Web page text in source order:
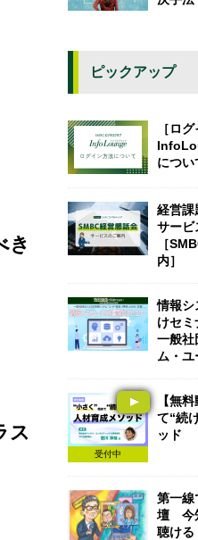
き
ス
ピックアップ
［ロ
につい
経営課
サービ
［
内］
情報シ
けセミ
一般社
ム・ユ
受付中
【無
て“続
ッド
第一線
壇 今
聴ける